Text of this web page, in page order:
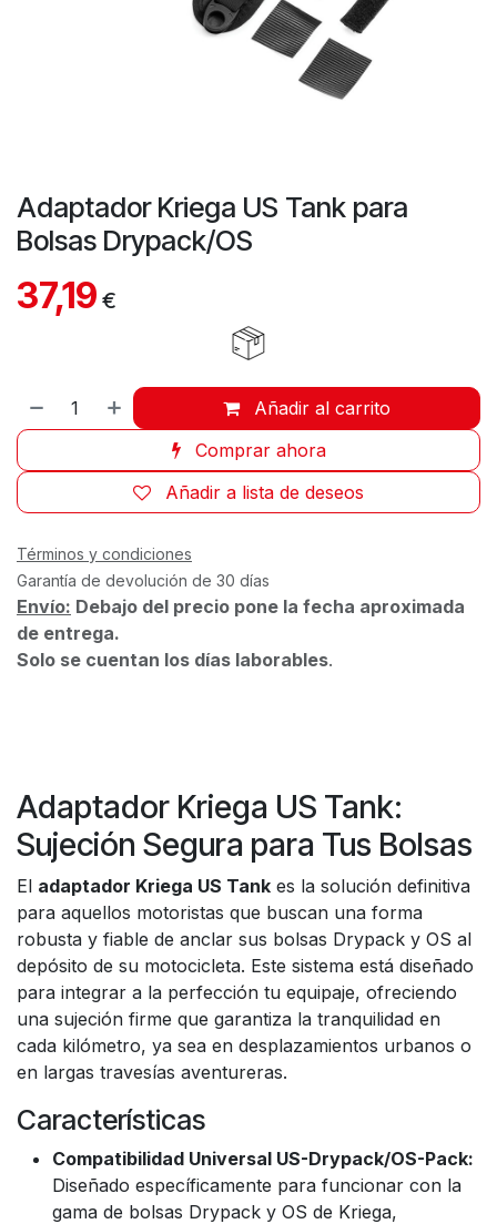
Adaptador Kriega US Tank para
Bolsas Drypack/OS
37,19 €
Añadir al carrito
Comprar ahora
Añadir a lista de deseos
Términos y condiciones
Garantía de devolución de 30 días
Envío: Debajo del precio pone la fecha aproximada
de entrega.
Solo se cuentan los días laborables.
Adaptador Kriega US Tank:
Sujeción Segura para Tus Bolsas
El adaptador Kriega US Tank es la solución definitiva
para aquellos motoristas que buscan una forma
robusta y fiable de anclar sus bolsas Drypack y OS al
depósito de su motocicleta. Este sistema está diseñado
para integrar a la perfección tu equipaje, ofreciendo
una sujeción firme que garantiza la tranquilidad en
cada kilómetro, ya sea en desplazamientos urbanos o
en largas travesías aventureras.
Características
Compatibilidad Universal US-Drypack/OS-Pack:
Diseñado específicamente para funcionar con la
gama de bolsas Drypack y OS de Kriega,